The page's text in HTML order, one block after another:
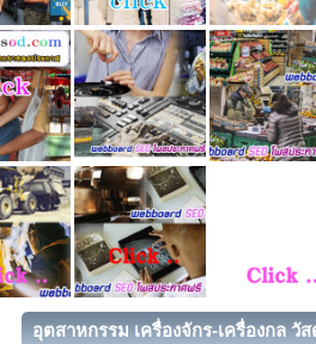
อุตสาหกรรม เครื่องจักร-เครื่องกล